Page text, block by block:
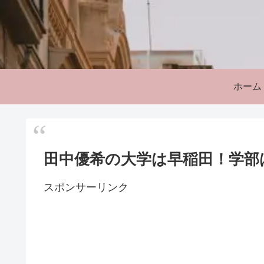
ホーム
田中優希の大学は早稲田！学
スポンサーリンク